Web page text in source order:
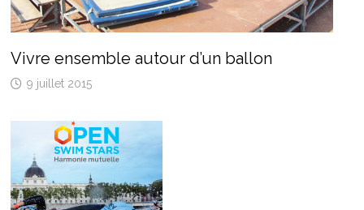
Vivre ensemble autour d’un ballon
9 juillet 2015